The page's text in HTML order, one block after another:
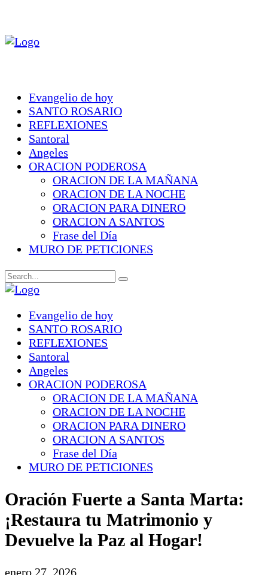
Evangelio de hoy
SANTO ROSARIO
REFLEXIONES
Santoral
Angeles
ORACION PODEROSA
ORACION DE LA MAÑANA
ORACION DE LA NOCHE
ORACION PARA DINERO
ORACION A SANTOS
Frase del Día
MURO DE PETICIONES
Evangelio de hoy
SANTO ROSARIO
REFLEXIONES
Santoral
Angeles
ORACION PODEROSA
ORACION DE LA MAÑANA
ORACION DE LA NOCHE
ORACION PARA DINERO
ORACION A SANTOS
Frase del Día
MURO DE PETICIONES
Oración Fuerte a Santa Marta:
¡Restaura tu Matrimonio y
Devuelve la Paz al Hogar!
enero 27, 2026